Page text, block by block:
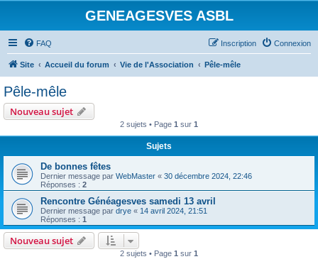
GENEAGESVES ASBL
FAQ Connexion
Inscription
Site Accueil du forum Vie de l'Association Pêle-mêle
Pêle-mêle
Nouveau sujet
2 sujets • Page 1 sur 1
Sujets
De bonnes fêtes
Dernier message par WebMaster « 30 décembre 2024, 22:46
Réponses : 2
Rencontre Généagesves samedi 13 avril
Dernier message par drye « 14 avril 2024, 21:51
Réponses : 1
Nouveau sujet
2 sujets • Page 1 sur 1